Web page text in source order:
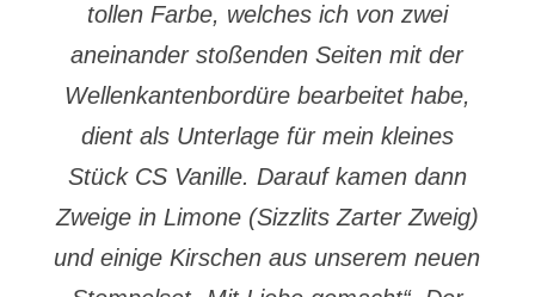
tollen Farbe, welches ich von zwei
aneinander stoßenden Seiten mit der
Wellenkantenbordüre bearbeitet habe,
dient als Unterlage für mein kleines
Stück CS Vanille. Darauf kamen dann
Zweige in Limone (Sizzlits Zarter Zweig)
und einige Kirschen aus unserem neuen